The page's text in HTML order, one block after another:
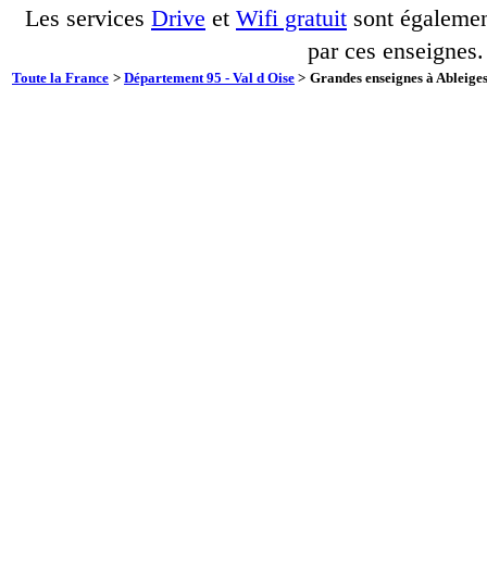
Les services Drive et Wifi gratuit sont
par ces enseignes.
Toute la France > Département 95 - Val d Oise > Grandes enseignes à